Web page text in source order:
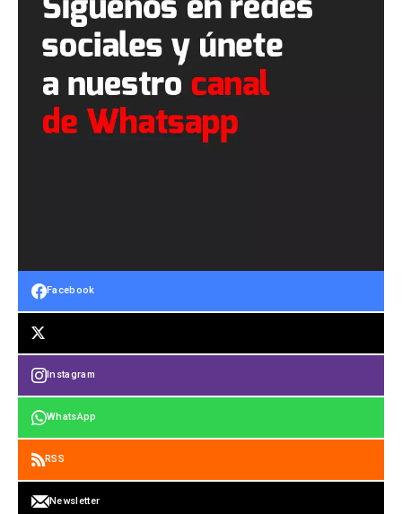
Facebook
Instagram
WhatsApp
RSS
Newsletter